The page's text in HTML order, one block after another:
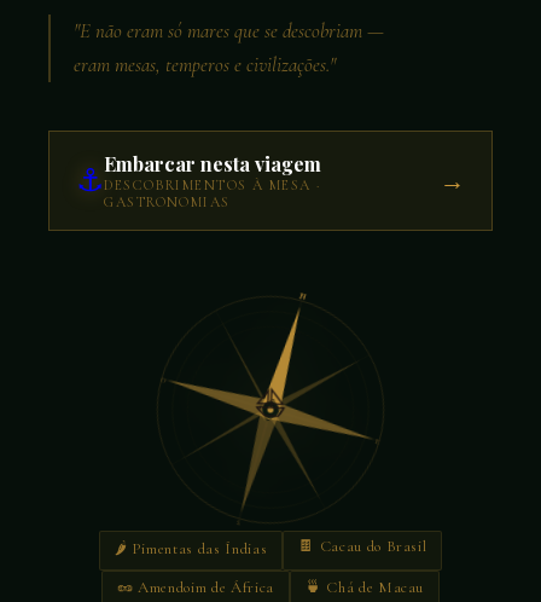
"E não eram só mares que se descobriam —
eram mesas, temperos e civilizações."
⚓Embarcar nesta viagem
DESCOBRIMENTOS À MESA ·
GASTRONOMIAS
→
N
S
E
⛵
🌶️ Pimentas das Índias 🍫 Cacau do Brasil
🥜 Amendoim de África
🍵 Chá de Macau